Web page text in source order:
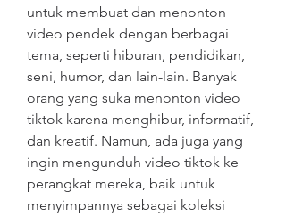
untuk membuat dan menonton
video pendek dengan berbagai
tema, seperti hiburan, pendidikan,
seni, humor, dan lain-lain. Banyak
orang yang suka menonton video
tiktok karena menghibur, informatif,
dan kreatif. Namun, ada juga yang
ingin mengunduh video tiktok ke
perangkat mereka, baik untuk
menyimpannya sebagai koleksi